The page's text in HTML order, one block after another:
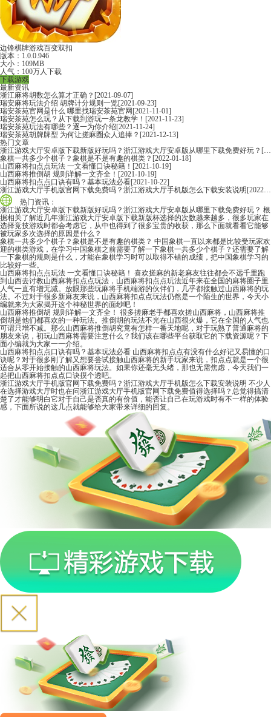
边锋棋牌游戏百变双扣
版本：1.0.0.946
大小：109MB
人气：100万人下载
下载游戏
最新资讯
浙江麻将胡数怎么算才正确？ [2021-09-07]
瑞安麻将玩法介绍 胡牌计分规则一览[2021-09-23]
瑞安茶苑官网是什么 哪里找瑞安茶苑官网 [2021-11-01]
瑞安茶苑怎么玩？从下载到游玩一条龙教学！ [2021-11-23]
瑞安茶苑玩法有哪些？逐一为你介绍[2021-11-24]
瑞安茶苑胡牌牌型 为何让搓麻圈众人追捧？ [2021-12-13]
热门文章
浙江游戏大厅安卓版下载新版好玩吗？浙江游戏大厅安卓版从哪里下载免费好玩？ [2022-06-16]
象棋一共多少个棋子？象棋是不是有趣的棋类？ [2022-01-18]
山西麻将扣点点玩法 一文看懂口诀秘籍！ [2021-10-19]
山西麻将推倒胡 规则详解一文齐全！ [2021-10-19]
山西麻将扣点点口诀有吗？基本玩法必看[2021-10-22]
浙江游戏大厅手机版官网下载免费吗？浙江游戏大厅手机版怎么下载安装说明 [2022-06-16]
热门资讯：
浙江游戏大厅安卓版下载新版好玩吗？浙江游戏大厅安卓版从哪里下载免费好玩？ 根
据相关了解近几年浙江游戏大厅安卓版下载新版杯选择的次数越来越多，很多玩家在
选择竞技游戏时都会考虑它，从中也得到了很多宝贵的收获，那么下面就看看它能够
被玩家多次选择的原因是什么？
象棋一共多少个棋子？象棋是不是有趣的棋类？ 中国象棋一直以来都是比较受玩家欢
迎的棋类游戏，在学习中国象棋之前需要了解一下象棋一共多少个棋子？还需要了解
一下象棋的规则是什么，才能在象棋学习时可以取得不错的成绩，把中国象棋学习的
比较好一些。
山西麻将扣点点玩法 一文看懂口诀秘籍！ 喜欢搓麻的新老麻友往往都会不远千里跑
到山西去讨教山西麻将扣点点玩法，山西麻将扣点点玩法近年来在全国的麻将圈子里
人气一直有增无减。放眼那些玩麻将手机端游的伙伴们，几乎都接触过山西麻将的玩
法。不过对于很多新麻友来说，山西麻将扣点点玩法仍然是一个陌生的世界，今天小
编就来为大家揭开这个神秘世界的面纱吧！
山西麻将推倒胡 规则详解一文齐全！ 很多搓麻老手都喜欢搓山西麻将，山西麻将推
倒胡是他们都喜欢的一种玩法。推倒胡的玩法不光在山西很火爆，它在全国的人气也
可谓只增不减。那么山西麻将推倒胡究竟有怎样一番天地呢，对于玩熟了普通麻将的
朋友来说，初玩山西麻将需要注意什么？我们该在哪些平台获取它的下载资源呢？下
面小编就为大家一一介绍。
山西麻将扣点点口诀有吗？基本玩法必看 山西麻将扣点点有没有什么好记又易懂的口
诀呢？对于很多刚了解又想要尝试接触山西麻将的新手玩家来说，扣点点就是一个很
适合从零开始接触的山西麻将玩法。如果你还毫无头绪，那也无需焦虑，今天我们一
起把山西麻将扣点点口诀摸个透吧。
浙江游戏大厅手机版官网下载免费吗？浙江游戏大厅手机版怎么下载安装说明 不少人
在选择游戏大厅时也在问浙江游戏大厅手机版官网下载免费值得选择吗？总觉得搞清
楚了才能够明白它对于自己是否真的有价值，能否让自己在玩游戏时有不一样的体验
感，下面所说的这几点就能够给大家带来详细的回复。